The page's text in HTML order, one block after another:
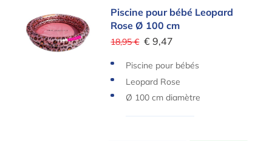
Piscine pour bébé Leopard Rose Ø 100 cm
Piscine pour bébé Leopard
Rose Ø 100 cm
18,95 € € 9,47
Piscine pour bébés
Leopard Rose
Ø 100 cm diamètre